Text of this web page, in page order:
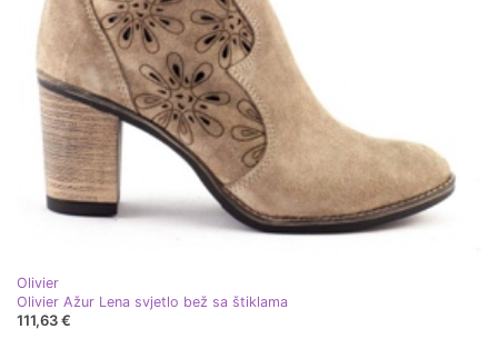
Olivier
Olivier Ažur Lena svjetlo bež sa štiklama
111,63 €